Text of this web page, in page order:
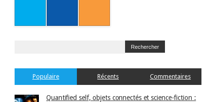
Populaire Récents Commentaires
Quantified self, objets connectés et science-fiction :